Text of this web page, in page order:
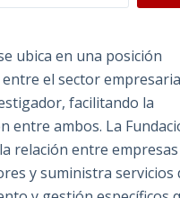
ubica en una posición
el sector
facilitando la
entre ambos. La
relación entre empresas
y suministra servicios